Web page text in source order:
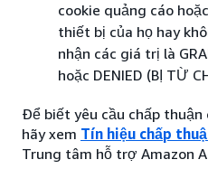
cookie quảng cáo
thiết bị của họ hay
nhận các giá trị là
hoặc DENIED (BỊ TỪ
Để biết yêu cầu chấp
hãy xem Tín hiệu chấp
Trung tâm hỗ trợ Amazon